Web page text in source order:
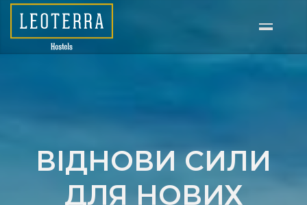
Перейти
основного
ВІДНОВИ СИЛИ
ДЛЯ НОВИХ